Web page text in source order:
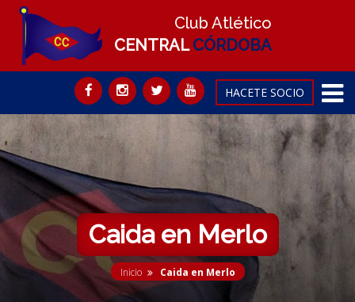
Club Atlético
CENTRALCÓRDOBA
HACETE SOCIO
Caida en Merlo
Inicio Caida en Merlo